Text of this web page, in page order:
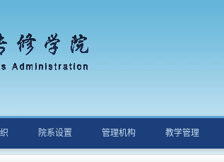
院系设置 管理机构 教学管理